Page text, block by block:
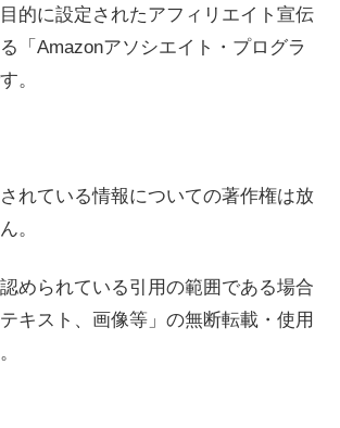
的に設定されたアフィリエイト宣伝
「Amazonアソシエイト・プログラ
。
れている情報についての著作権は放
。
められている引用の範囲である場合
キスト、画像等」の無断転載・使用